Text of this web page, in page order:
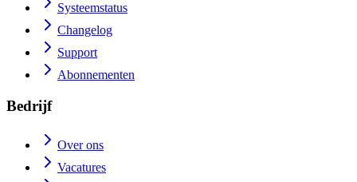
Systeemstatus
Changelog
Support
Abonnementen
Bedrijf
Over ons
Vacatures